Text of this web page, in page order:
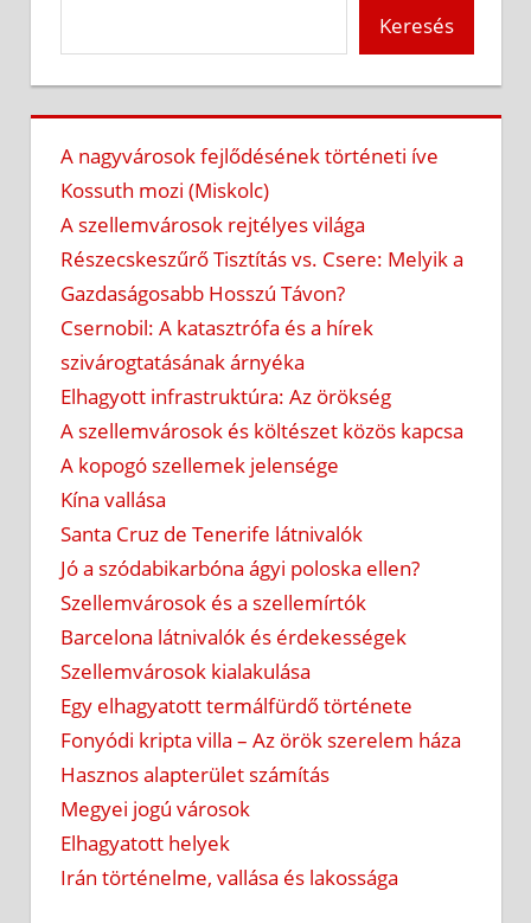
Keresés
A nagyvárosok fejlődésének történeti íve
Kossuth mozi (Miskolc)
A szellemvárosok rejtélyes világa
Részecskeszűrő Tisztítás vs. Csere: Melyik a
Gazdaságosabb Hosszú Távon?
Csernobil: A katasztrófa és a hírek
szivárogtatásának árnyéka
Elhagyott infrastruktúra: Az örökség
A szellemvárosok és költészet közös kapcsa
A kopogó szellemek jelensége
Kína vallása
Santa Cruz de Tenerife látnivalók
Jó a szódabikarbóna ágyi poloska ellen?
Szellemvárosok és a szellemírtók
Barcelona látnivalók és érdekességek
Szellemvárosok kialakulása
Egy elhagyatott termálfürdő története
Fonyódi kripta villa – Az örök szerelem háza
Hasznos alapterület számítás
Megyei jogú városok
Elhagyatott helyek
Irán történelme, vallása és lakossága